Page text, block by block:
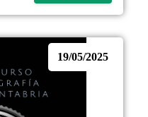
19/05/2025